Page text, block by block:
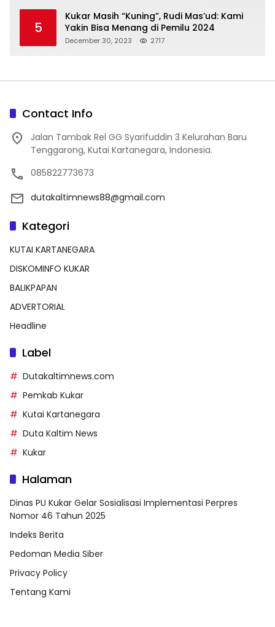
5
Kukar Masih “Kuning”, Rudi Mas’ud: Kami
Yakin Bisa Menang di Pemilu 2024
December 30, 2023 2717
Contact Info
Jalan Tambak Rel GG Syarifuddin 3 Kelurahan Baru
Tenggarong, Kutai Kartanegara, Indonesia.
085822773673
dutakaltimnews88@gmail.com
Kategori
KUTAI KARTANEGARA
DISKOMINFO KUKAR
BALIKPAPAN
ADVERTORIAL
Headline
Label
Dutakaltimnews.com
Pemkab Kukar
Kutai Kartanegara
Duta Kaltim News
Kukar
Halaman
Dinas PU Kukar Gelar Sosialisasi Implementasi Perpres
Nomor 46 Tahun 2025
Indeks Berita
Pedoman Media Siber
Privacy Policy
Tentang Kami